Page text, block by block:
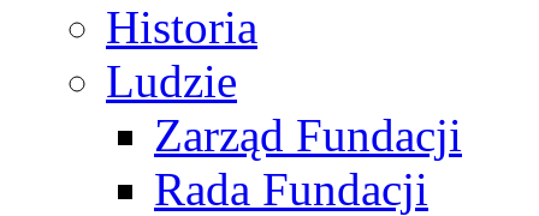
Historia
Ludzie
Zarząd Fundacji
Rada Fundacji